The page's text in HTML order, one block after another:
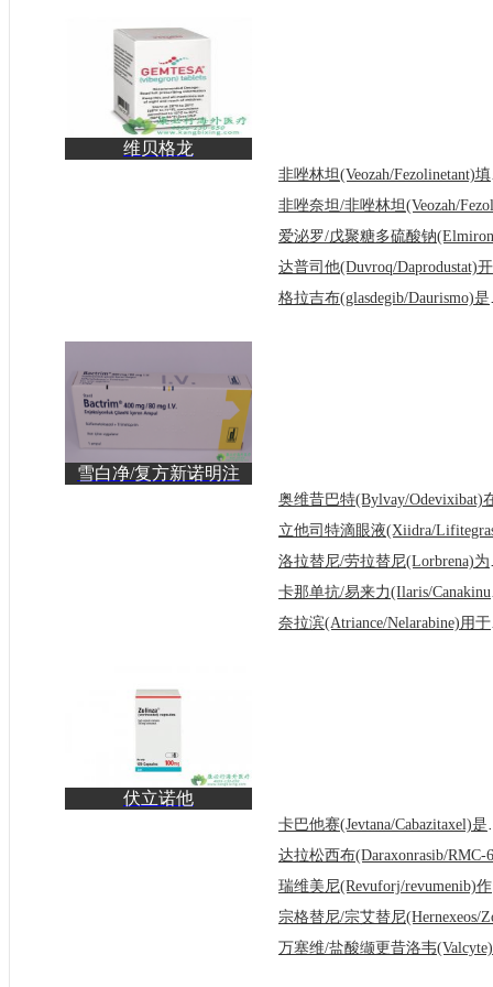
维贝格龙
雪白净/复方新诺明注
伏立诺他